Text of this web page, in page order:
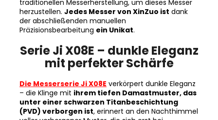
der abschließenden manuellen
Präzisionsbearbeitung ein Unikat
Serie Ji X08E – dunkle Eleganz
mit perfekter Schärfe
Die Messerserie Ji X08E
– die Klinge mitihrem tiefen Damastmuster, das
unter einer schwarzen Titanbeschichtung
(PVD) verborgen ist, erinnert an den Nachthimmel
voller verborgener Muster, die sich erst bei